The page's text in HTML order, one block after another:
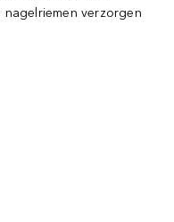
nagelriemen verzorgen